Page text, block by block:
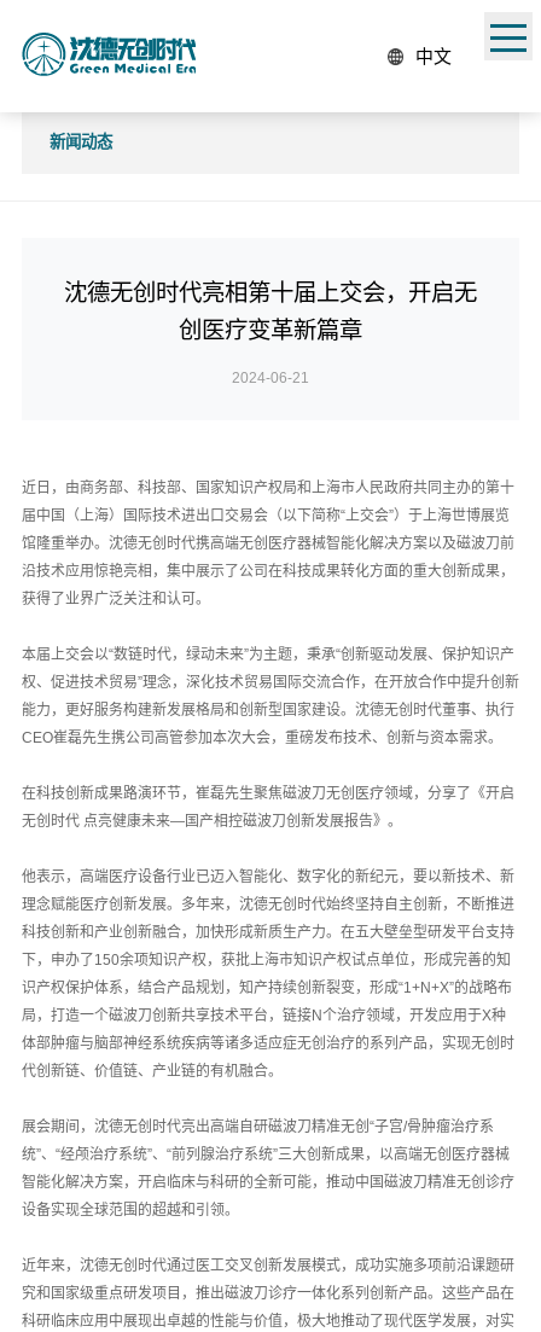
中文
新闻动态
沈德无创时代亮相第十届上交会，开启无
创医疗变革新篇章
2024-06-21
近日，由商务部、科技部、国家知识产权局和上海市人民政府共同主办的第十
届中国（上海）国际技术进出口交易会（以下简称“上交会”）于上海世博展览
馆隆重举办。沈德无创时代携高端无创医疗器械智能化解决方案以及磁波刀前
沿技术应用惊艳亮相，集中展示了公司在科技成果转化方面的重大创新成果，
获得了业界广泛关注和认可。
本届上交会以“数链时代，绿动未来”为主题，秉承“创新驱动发展、保护知识产
权、促进技术贸易”理念，深化技术贸易国际交流合作，在开放合作中提升创新
能力，更好服务构建新发展格局和创新型国家建设。沈德无创时代董事、执行
CEO崔磊先生携公司高管参加本次大会，重磅发布技术、创新与资本需求。
在科技创新成果路演环节，崔磊先生聚焦磁波刀无创医疗领域，分享了《开启
无创时代 点亮健康未来—国产相控磁波刀创新发展报告》。
他表示，高端医疗设备行业已迈入智能化、数字化的新纪元，要以新技术、新
理念赋能医疗创新发展。多年来，沈德无创时代始终坚持自主创新，不断推进
科技创新和产业创新融合，加快形成新质生产力。在五大壁垒型研发平台支持
下，申办了150余项知识产权，获批上海市知识产权试点单位，形成完善的知
识产权保护体系，结合产品规划，知产持续创新裂变，形成“1+N+X”的战略布
局，打造一个磁波刀创新共享技术平台，链接N个治疗领域，开发应用于X种
体部肿瘤与脑部神经系统疾病等诸多适应症无创治疗的系列产品，实现无创时
代创新链、价值链、产业链的有机融合。
展会期间，沈德无创时代亮出高端自研磁波刀精准无创“子宫/骨肿瘤治疗系
统”、“经颅治疗系统”、“前列腺治疗系统”三大创新成果，以高端无创医疗器械
智能化解决方案，开启临床与科研的全新可能，推动中国磁波刀精准无创诊疗
设备实现全球范围的超越和引领。
近年来，沈德无创时代通过医工交叉创新发展模式，成功实施多项前沿课题研
究和国家级重点研发项目，推出磁波刀诊疗一体化系列创新产品。这些产品在
科研临床应用中展现出卓越的性能与价值，极大地推动了现代医学发展，对实